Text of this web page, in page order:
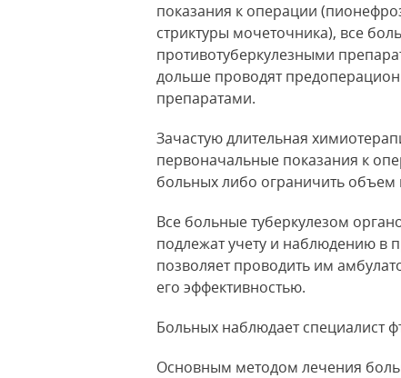
показания к операции
стриктуры мочеточника), все
противотуберкулезными
дольше проводят
препаратами.
Зачастую длительная
первоначальные показания к
больных либо ограничить объем
Все больные туберкулезом
подлежат учету и наблюдению в
позволяет проводить им
его эффективностью.
Больных наблюдает специалист
Основным методом лечения